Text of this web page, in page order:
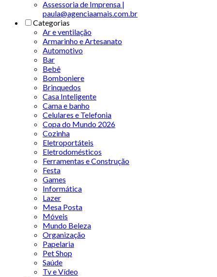
Assessoria de Imprensa |
paula@agenciaamais.com.br
Categorias
Ar e ventilação
Armarinho e Artesanato
Automotivo
Bar
Bebê
Bomboniere
Brinquedos
Casa Inteligente
Cama e banho
Celulares e Telefonia
Copa do Mundo 2026
Cozinha
Eletroportáteis
Eletrodomésticos
Ferramentas e Construção
Festa
Games
Informática
Lazer
Mesa Posta
Móveis
Mundo Beleza
Organização
Papelaria
Pet Shop
Saúde
Tv e Vídeo